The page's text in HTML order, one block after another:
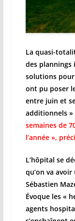
La quasi-
des
solutions
ont pu poser
entre juin et
additionnels »
semaines de
l’année »,
L’hôpital se
qu’on va
Sébastien
Évoque les «
agents